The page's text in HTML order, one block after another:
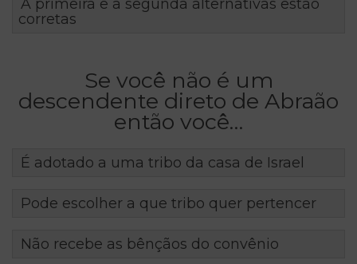
A primeira e a segunda alternativas estão
corretas
Se você não é um
descendente direto de Abraão
então você…
É adotado a uma tribo da casa de Israel
Pode escolher a que tribo quer pertencer
Não recebe as bênçãos do convênio